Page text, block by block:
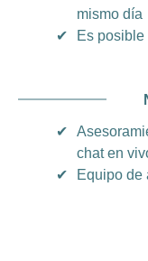
mismo día
✔
Es
✔
chat en
✔
Equipo de